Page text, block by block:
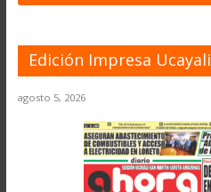
Edición Impresa Ucayali
agosto 5, 2026